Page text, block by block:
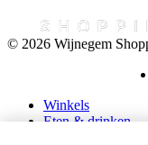
© 2026 Wijnegem
Winkels
Eten & drinken